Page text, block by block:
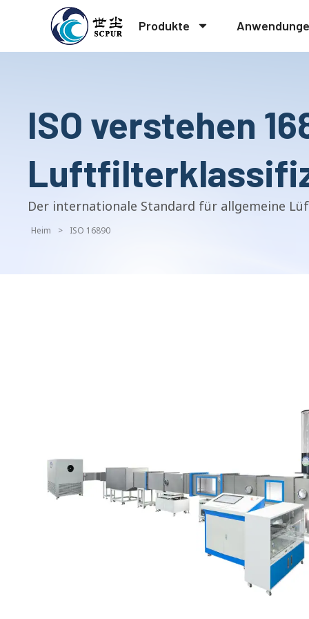
Produkte
ISO verstehen
Der internationale Standard für allgemeine
Heim > ISO 16890